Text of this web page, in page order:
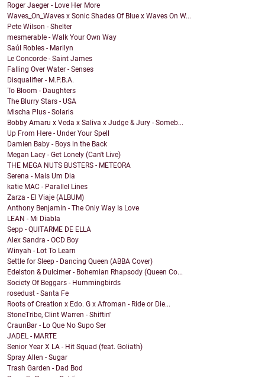
Roger Jaeger - Love Her More
Waves_On_Waves x Sonic Shades Of Blue x Waves On W...
Pete Wilson - Shelter
mesmerable - Walk Your Own Way
Saúl Robles - Marilyn
Le Concorde - Saint James
Falling Over Water - Senses
Disqualifier - M.P.B.A.
To Bloom - Daughters
The Blurry Stars - USA
Mischa Plus - Solaris
Bobby Amaru x Veda x Saliva x Judge & Jury - Someb...
Up From Here - Under Your Spell
Damien Baby - Boys in the Back
Megan Lacy - Get Lonely (Can't Live)
THE MEGA NUTS BUSTERS - METEORA
Serena - Mais Um Dia
katie MAC - Parallel Lines
Zarza - El Viaje (ALBUM)
Anthony Benjamin - The Only Way Is Love
LEAN - Mi Diabla
Sepp - QUITARME DE ELLA
Alex Sandra - OCD Boy
Winyah - Lot To Learn
Settle for Sleep - Dancing Queen (ABBA Cover)
Edelston & Dulcimer - Bohemian Rhapsody (Queen Co...
Society Of Beggars - Hummingbirds
rosedust - Santa Fe
Roots of Creation x Edo. G x Afroman - Ride or Die...
StoneTribe, Clint Warren - Shiftin'
CraunBar - Lo Que No Supo Ser
JADEL - MARTE
Senior Year X LA - Hit Squad (feat. Goliath)
Spray Allen - Sugar
Trash Garden - Dad Bod